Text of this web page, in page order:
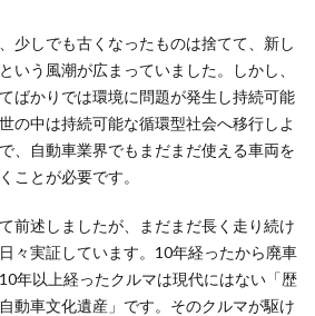
少しでも古くなったものは捨てて、新し
いう風潮が広まっていました。しかし、
ばかりでは環境に問題が発生し持続可能
の中は持続可能な循環型社会へ移行しよ
、自動車業界でもまだまだ使える車両を
ことが必要です。
前述しましたが、まだまだ長く走り続け
々実証しています。10年経ったから廃車
年以上経ったクルマは現代にはない「歴
動車文化遺産」です。そのクルマが駆け